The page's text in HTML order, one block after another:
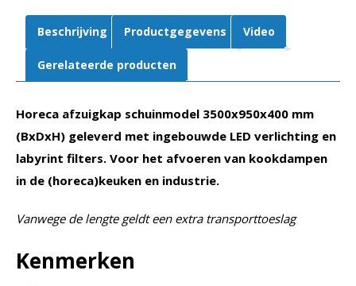
Beschrijving Productgegevens Video
Gerelateerde producten
Horeca afzuigkap schuinmodel 3500x950x400 mm
(BxDxH) geleverd met ingebouwde LED verlichting en
labyrint filters. Voor het afvoeren van kookdampen
in de (horeca)keuken en industrie.
Vanwege de lengte geldt een extra transporttoeslag
Kenmerken